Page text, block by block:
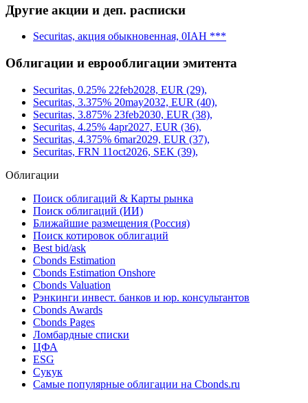
погашения в 2028 году
Все новости организации
Другие акции и деп. расписки
Securitas, акция обыкновенная, 0IAH ***
Облигации и еврооблигации эмитента
Securitas, 0.25% 22feb2028, EUR (29),
Securitas, 3.375% 20may2032, EUR (40),
Securitas, 3.875% 23feb2030, EUR (38),
Securitas, 4.25% 4apr2027, EUR (36),
Securitas, FRN 11oct2026, SEK (39),
Облигации
Поиск облигаций & Карты рынка
Поиск облигаций (ИИ)
Ближайшие размещения (Россия)
Поиск котировок облигаций
Best bid/ask
Cbonds Estimation
Cbonds Estimation Onshore
Cbonds Valuation
Рэнкинги инвест. банков и юр. консультантов
Cbonds Awards
Cbonds Pages
Ломбардные списки